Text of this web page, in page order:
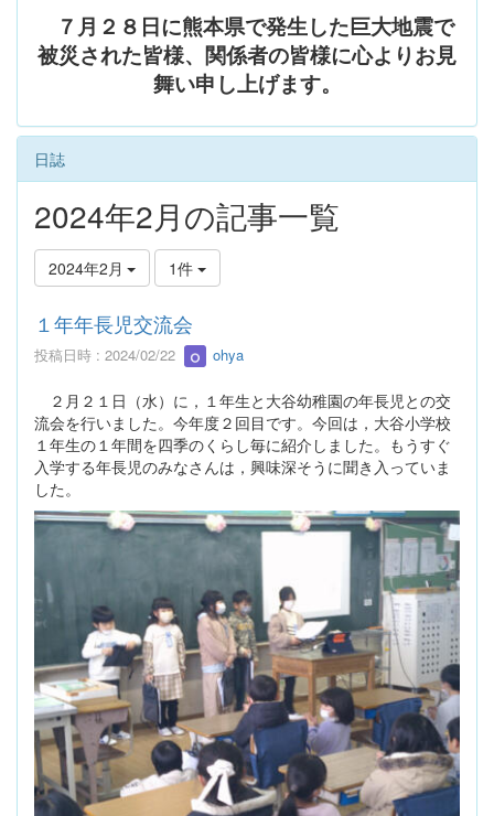
７月２８日に熊本県で発生した巨大地震で
被災された皆様、関係者の皆様に心よりお見
舞い申し上げます。
日誌
2024年2月の記事一覧
2024年2月 1件
１年年長児交流会
投稿日時 : 2024/02/22 ohya
２月２１日（水）に，１年生と大谷幼稚園の年長児との交
流会を行いました。今年度２回目です。今回は，大谷小学校
１年生の１年間を四季のくらし毎に紹介しました。もうすぐ
入学する年長児のみなさんは，興味深そうに聞き入っていま
した。